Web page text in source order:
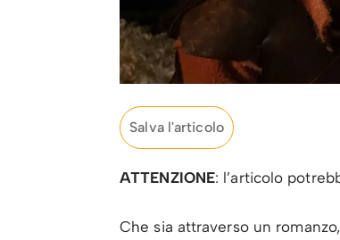
Salva l'articolo
ATTENZIONE: l’articolo
Che sia attraverso un